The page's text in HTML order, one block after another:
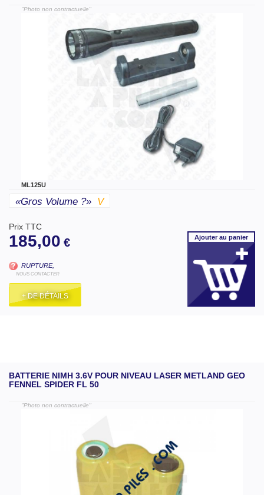
"Photo non contractuelle"
ML125U
«gros Volume ?» V
Prix TTC
185,00 €
RUPTURE,
NOUS CONTACTER
+ DE DÉTAILS
Ajouterau panier
BATTERIE NIMH 3.6V POUR NIVEAU LASER METLAND GEO
FENNEL SPIDER FL 50
"Photo non contractuelle"